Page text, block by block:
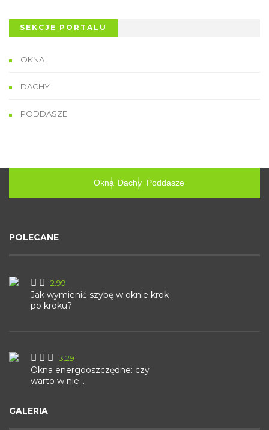
SEKCJE PORTALU
OKNA
DACHY
PODDASZE
Okna Dachy Poddasze
POLECANE
Jak wymienić szybę w oknie krok
po kroku?
2.99
Okna energooszczędne: czy
warto w nie...
3.29
GALERIA